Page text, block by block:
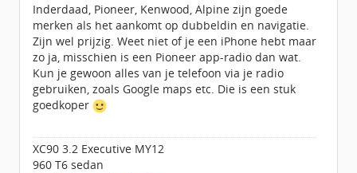
Inderdaad, Pioneer, Kenwood, Alpine zijn goede
merken als het aankomt op dubbeldin en navigatie.
Zijn wel prijzig. Weet niet of je een iPhone hebt maar
zo ja, misschien is een Pioneer app-radio dan wat.
Kun je gewoon alles van je telefoon via je radio
gebruiken, zoals Google maps etc. Die is een stuk
goedkoper
XC90 3.2 Executive MY12
960 T6 sedan